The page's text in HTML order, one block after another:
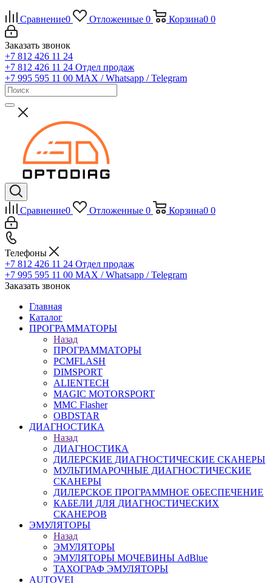
Сравнение0 Отложенные 0 Корзина0 0
Заказать звонок
+7 812 426 11 24
+7 812 426 11 24 Отдел продаж
+7 995 595 11 00 MAX / Whatsapp / Telegram
Сравнение0 Отложенные 0 Корзина0 0
Телефоны
+7 812 426 11 24 Отдел продаж
+7 995 595 11 00 MAX / Whatsapp / Telegram
Заказать звонок
Главная
Каталог
ПРОГРАММАТОРЫ
Назад
ПРОГРАММАТОРЫ
PCMFLASH
DIMSPORT
ALIENTECH
MAGIC MOTORSPORT
MMC Flasher
OBDSTAR
ДИАГНОСТИКА
Назад
ДИАГНОСТИКА
ДИЛЕРСКИЕ ДИАГНОСТИЧЕСКИЕ СКАНЕРЫ
МУЛЬТИМАРОЧНЫЕ ДИАГНОСТИЧЕСКИЕ
СКАНЕРЫ
ДИЛЕРСКОЕ ПРОГРАММНОЕ ОБЕСПЕЧЕНИЕ
КАБЕЛИ ДЛЯ ДИАГНОСТИЧЕСКИХ
СКАНЕРОВ
ЭМУЛЯТОРЫ
Назад
ЭМУЛЯТОРЫ
ЭМУЛЯТОРЫ МОЧЕВИНЫ АdBlue
ТАХОГРАФ ЭМУЛЯТОРЫ
AUTOVEI